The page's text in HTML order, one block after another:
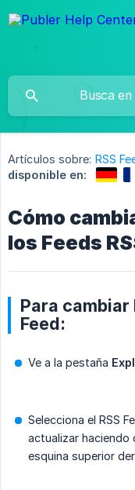
Artículos sobre: RSS
disponible en:
Cómo
los Feeds
Para
Feed:
Ve a la pestaña
Selecciona el RSS
actualizar haciendo
esquina superior